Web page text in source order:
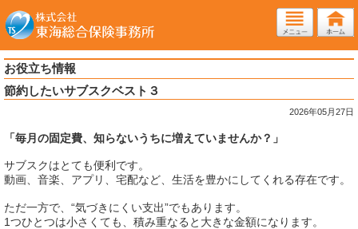
お役立ち情報
節約したいサブスクベスト３
2026年05月27日
「毎月の固定費、知らないうちに増えていませんか？」
サブスクはとても便利です。
動画、音楽、アプリ、宅配など、生活を豊かにしてくれる存在です。
ただ一方で、“気づきにくい支出”でもあります。
1つひとつは小さくても、積み重なると大きな金額になります。